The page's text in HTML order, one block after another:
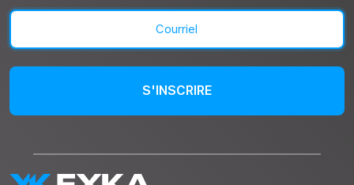
Courriel
(Nécessaire)